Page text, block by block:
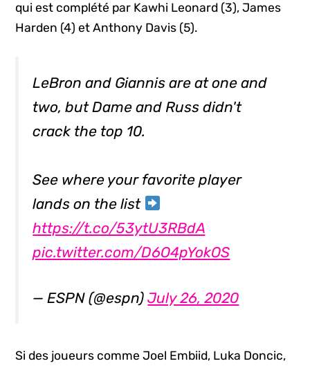
qui est complété par Kawhi Leonard (3), James
Harden (4) et Anthony Davis (5).
LeBron and Giannis are at one and
two, but Dame and Russ didn't
crack the top 10.
See where your favorite player
lands on the list
https://t.co/53ytU3RBdA
pic.twitter.com/D6O4pYokOS
— ESPN (@espn)July 26, 2020
Si des joueurs comme Joel Embiid, Luka Doncic,